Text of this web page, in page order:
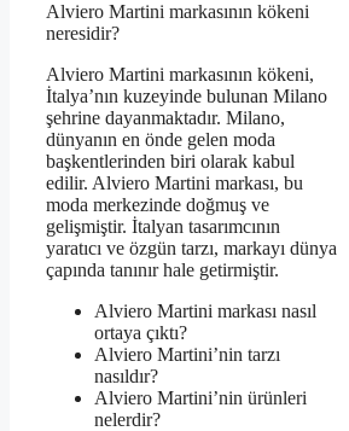
Alviero Martini markasının kökeni
neresidir?
Alviero Martini markasının kökeni,
İtalya’nın kuzeyinde bulunan Milano
şehrine dayanmaktadır. Milano,
dünyanın en önde gelen moda
başkentlerinden biri olarak kabul
edilir. Alviero Martini markası, bu
moda merkezinde doğmuş ve
gelişmiştir. İtalyan tasarımcının
yaratıcı ve özgün tarzı, markayı dünya
çapında tanınır hale getirmiştir.
Alviero Martini markası nasıl
ortaya çıktı?
Alviero Martini’nin tarzı
nasıldır?
Alviero Martini’nin ürünleri
nelerdir?